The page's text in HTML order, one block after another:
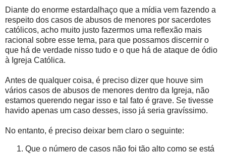
Diante do enorme estardalhaço que a mídia vem fazendo a
respeito dos casos de abusos de menores por sacerdotes
católicos, acho muito justo fazermos uma reflexão mais
racional sobre esse tema, para que possamos discernir o
que há de verdade nisso tudo e o que há de ataque de ódio
à Igreja Católica.
Antes de qualquer coisa, é preciso dizer que houve sim
vários casos de abusos de menores dentro da Igreja, não
estamos querendo negar isso e tal fato é grave. Se tivesse
havido apenas um caso desses, isso já seria gravíssimo.
No entanto, é preciso deixar bem claro o seguinte:
Que o número de casos não foi tão alto como se está